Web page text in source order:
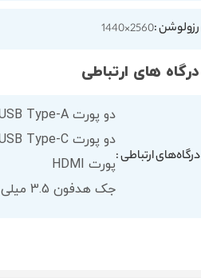
رزولوشن :2560×1440
درگاه های ارتباطی
درگاه‌های ارتباطی :
دو پورت USB Type-A
دو پورت USB Type-C
پورت HDMI
جک هدفون 3.5 میلی متر